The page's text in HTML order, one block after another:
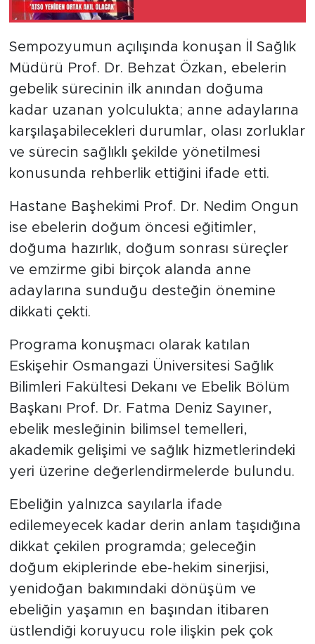
Sempozyumun açılışında konuşan İl Sağlık
Müdürü Prof. Dr. Behzat Özkan, ebelerin
gebelik sürecinin ilk anından doğuma
kadar uzanan yolculukta; anne adaylarına
karşılaşabilecekleri durumlar, olası zorluklar
ve sürecin sağlıklı şekilde yönetilmesi
konusunda rehberlik ettiğini ifade etti.
Hastane Başhekimi Prof. Dr. Nedim Ongun
ise ebelerin doğum öncesi eğitimler,
doğuma hazırlık, doğum sonrası süreçler
ve emzirme gibi birçok alanda anne
adaylarına sunduğu desteğin önemine
dikkati çekti.
Programa konuşmacı olarak katılan
Eskişehir Osmangazi Üniversitesi Sağlık
Bilimleri Fakültesi Dekanı ve Ebelik Bölüm
Başkanı Prof. Dr. Fatma Deniz Sayıner,
ebelik mesleğinin bilimsel temelleri,
akademik gelişimi ve sağlık hizmetlerindeki
yeri üzerine değerlendirmelerde bulundu.
Ebeliğin yalnızca sayılarla ifade
edilemeyecek kadar derin anlam taşıdığına
dikkat çekilen programda; geleceğin
doğum ekiplerinde ebe-hekim sinerjisi,
yenidoğan bakımındaki dönüşüm ve
ebeliğin yaşamın en başından itibaren
üstlendiği koruyucu role ilişkin pek çok